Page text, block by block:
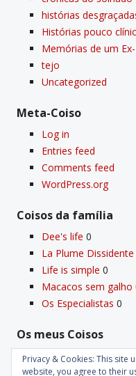
histórias
Histórias pouco
Memórias de um
tejo
Uncategorized
Meta-Coiso
Log in
Entries feed
Comments feed
WordPress.org
Coisos da famí­lia
Dee's life 0
La Plume Dissidente
Life is simple 0
Macacos sem galho
Os Especialistas 0
Os meus Coisos
Deus0
Velho Coiso0
Privacy & Cookies: This site
website, you agree to their